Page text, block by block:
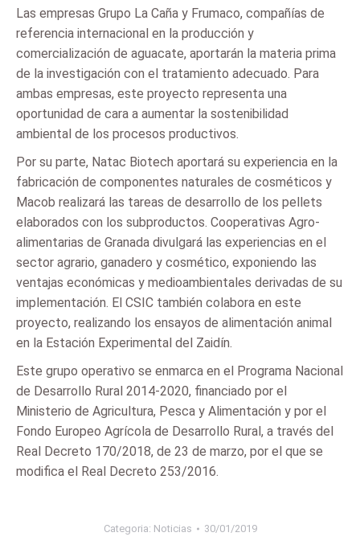
Las empresas Grupo La Caña y Frumaco, compañías de
referencia internacional en la producción y
comercialización de aguacate, aportarán la materia prima
de la investigación con el tratamiento adecuado. Para
ambas empresas, este proyecto representa una
oportunidad de cara a aumentar la sostenibilidad
ambiental de los procesos productivos.
Por su parte, Natac Biotech aportará su experiencia en la
fabricación de componentes naturales de cosméticos y
Macob realizará las tareas de desarrollo de los pellets
elaborados con los subproductos. Cooperativas Agro-
alimentarias de Granada divulgará las experiencias en el
sector agrario, ganadero y cosmético, exponiendo las
ventajas económicas y medioambientales derivadas de su
implementación. El CSIC también colabora en este
proyecto, realizando los ensayos de alimentación animal
en la Estación Experimental del Zaidín.
Este grupo operativo se enmarca en el Programa Nacional
de Desarrollo Rural 2014-2020, financiado por el
Ministerio de Agricultura, Pesca y Alimentación y por el
Fondo Europeo Agrícola de Desarrollo Rural, a través del
Real Decreto 170/2018, de 23 de marzo, por el que se
modifica el Real Decreto 253/2016.
Categoria: Noticias 30/01/2019